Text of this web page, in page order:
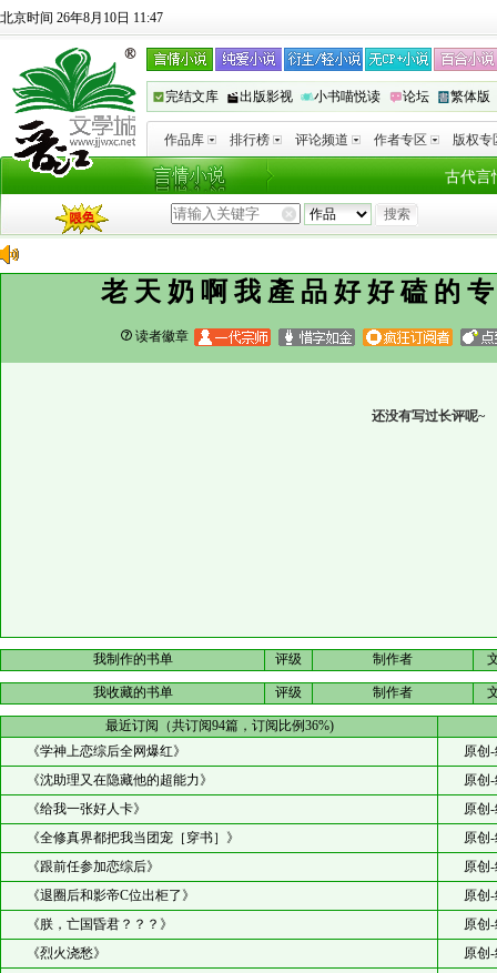
北京时间 26年8月10日 11:47
完结文库 出版影视 小书喵悦读 论坛 繁体版
作品库 排行榜 评论频道 作者专区 版权专
古代言
老天奶啊我產品好好磕的
读者徽章
还没有写过长评呢~
我制作的书单 评级 制作者
我收藏的书单 评级 制作者
最近订阅（共订阅94篇，订阅比例36%)
《学神上恋综后全网爆红》
原创
《沈助理又在隐藏他的超能力》
原创
《给我一张好人卡》
原创
《全修真界都把我当团宠［穿书］》
原创
《跟前任参加恋综后》
原创
《退圈后和影帝C位出柜了》
原创
《朕，亡国昏君？？？》
原创
《烈火浇愁》
原创